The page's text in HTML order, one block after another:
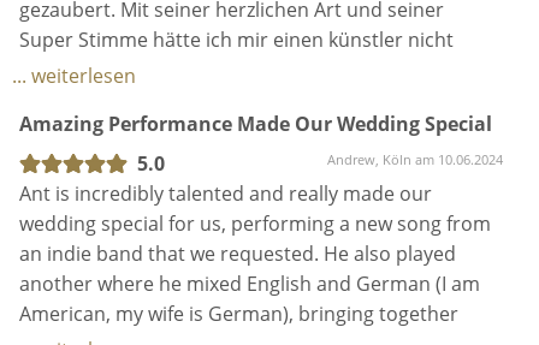
another where he mixed English and German (I am
American, my wife is German), bringing together
both our guests. He was very communicative and
planning. Our guests could not get over how
beautiful he sings and plays guitar. We highly
recommend him for your wedding or private event!
... weiterlesen
Nur zu empfehlen
5.0
Ifra, Neuss am 07.05.2024
Super Künstler mit sehr schöner Stimme. Wir haben
Ant für unsere Hochzeit gebucht und er hat uns mit
Gitarre und Gesang begleitet. Er passte perfekt für
unsere Trauung und hat uns einen wunderschöne
musikalische Begleitung beschert.